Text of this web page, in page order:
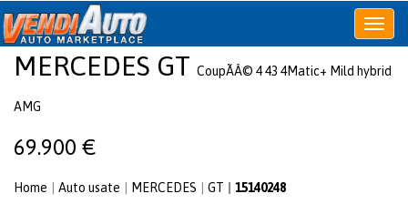
Apri
o
chiudi
MERCEDES GT CoupÃÂ© 4 43 4Matic+ Mild hybrid
AMG
69.900 €
Home Auto usate MERCEDES GT
15140248